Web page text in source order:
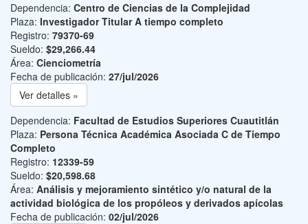
Dependencia: Centro de Ciencias de la Complejidad
Plaza: Investigador Titular A tiempo completo
Registro: 79370-69
Sueldo: $29,266.44
Área: Cienciometría
Fecha de publicación: 27/jul/2026
Ver detalles »
Dependencia: Facultad de Estudios Superiores Cuautitlán
Plaza: Persona Técnica Académica Asociada C de Tiempo
Completo
Registro: 12339-59
Sueldo: $20,598.68
Área: Análisis y mejoramiento sintético y/o natural de la
actividad biológica de los propóleos y derivados apícolas
Fecha de publicación: 02/jul/2026